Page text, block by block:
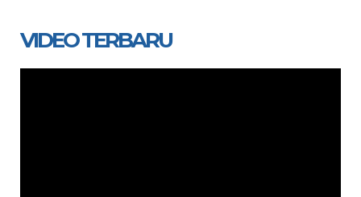
VIDEO TERBARU